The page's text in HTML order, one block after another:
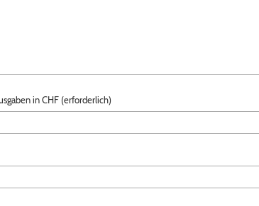
in CHF (erforderlich)